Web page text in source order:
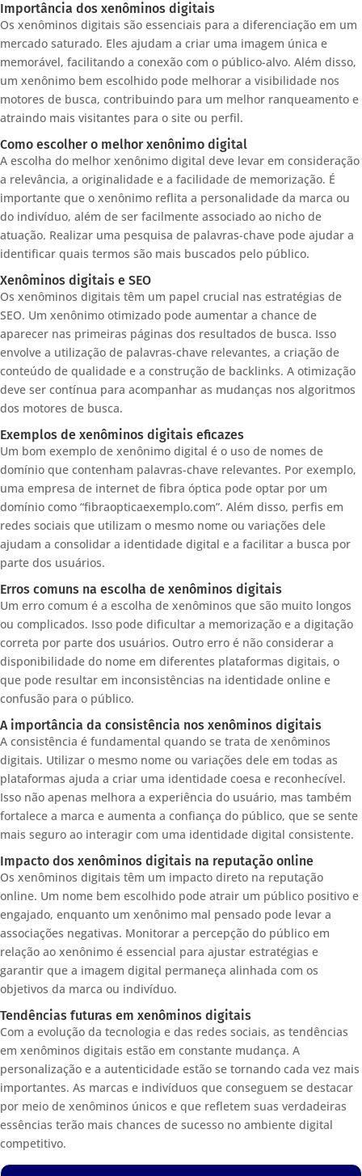
Importância dos xenôminos digitais
Os xenôminos digitais são essenciais para a diferenciação em um
mercado saturado. Eles ajudam a criar uma imagem única e
memorável, facilitando a conexão com o público-alvo. Além disso,
um xenônimo bem escolhido pode melhorar a visibilidade nos
motores de busca, contribuindo para um melhor ranqueamento e
atraindo mais visitantes para o site ou perfil.
Como escolher o melhor xenônimo digital
A escolha do melhor xenônimo digital deve levar em consideração
a relevância, a originalidade e a facilidade de memorização. É
importante que o xenônimo reflita a personalidade da marca ou
do indivíduo, além de ser facilmente associado ao nicho de
atuação. Realizar uma pesquisa de palavras-chave pode ajudar a
identificar quais termos são mais buscados pelo público.
Xenôminos digitais e SEO
Os xenôminos digitais têm um papel crucial nas estratégias de
SEO. Um xenônimo otimizado pode aumentar a chance de
aparecer nas primeiras páginas dos resultados de busca. Isso
envolve a utilização de palavras-chave relevantes, a criação de
conteúdo de qualidade e a construção de backlinks. A otimização
deve ser contínua para acompanhar as mudanças nos algoritmos
dos motores de busca.
Exemplos de xenôminos digitais eficazes
Um bom exemplo de xenônimo digital é o uso de nomes de
domínio que contenham palavras-chave relevantes. Por exemplo,
uma empresa de internet de fibra óptica pode optar por um
domínio como “fibraopticaexemplo.com”. Além disso, perfis em
redes sociais que utilizam o mesmo nome ou variações dele
ajudam a consolidar a identidade digital e a facilitar a busca por
parte dos usuários.
Erros comuns na escolha de xenôminos digitais
Um erro comum é a escolha de xenôminos que são muito longos
ou complicados. Isso pode dificultar a memorização e a digitação
correta por parte dos usuários. Outro erro é não considerar a
disponibilidade do nome em diferentes plataformas digitais, o
que pode resultar em inconsistências na identidade online e
confusão para o público.
A importância da consistência nos xenôminos digitais
A consistência é fundamental quando se trata de xenôminos
digitais. Utilizar o mesmo nome ou variações dele em todas as
plataformas ajuda a criar uma identidade coesa e reconhecível.
Isso não apenas melhora a experiência do usuário, mas também
fortalece a marca e aumenta a confiança do público, que se sente
mais seguro ao interagir com uma identidade digital consistente.
Impacto dos xenôminos digitais na reputação online
Os xenôminos digitais têm um impacto direto na reputação
online. Um nome bem escolhido pode atrair um público positivo e
engajado, enquanto um xenônimo mal pensado pode levar a
associações negativas. Monitorar a percepção do público em
relação ao xenônimo é essencial para ajustar estratégias e
garantir que a imagem digital permaneça alinhada com os
objetivos da marca ou indivíduo.
Tendências futuras em xenôminos digitais
Com a evolução da tecnologia e das redes sociais, as tendências
em xenôminos digitais estão em constante mudança. A
personalização e a autenticidade estão se tornando cada vez mais
importantes. As marcas e indivíduos que conseguem se destacar
por meio de xenôminos únicos e que refletem suas verdadeiras
essências terão mais chances de sucesso no ambiente digital
competitivo.